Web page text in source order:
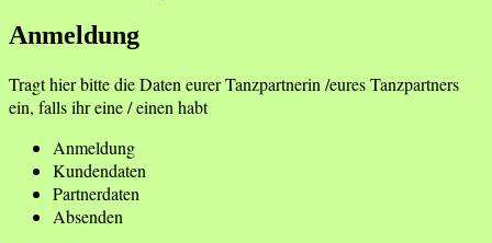
Anmeldung
Tragt hier bitte die Daten eurer Tanzpartnerin /eures Tanzpartners
ein, falls ihr eine / einen habt
Anmeldung
Kundendaten
Partnerdaten
Absenden